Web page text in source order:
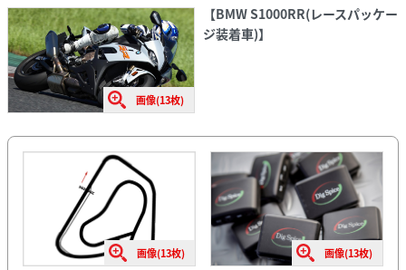
画像(13枚)
【BMW S1000RR(レースパッケー
ジ装着車)】
画像(13枚) 画像(13枚)